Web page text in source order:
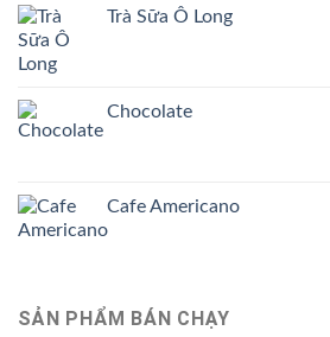
Trà Sữa Ô Long
Chocolate
Cafe Americano
SẢN PHẨM BÁN CHẠY